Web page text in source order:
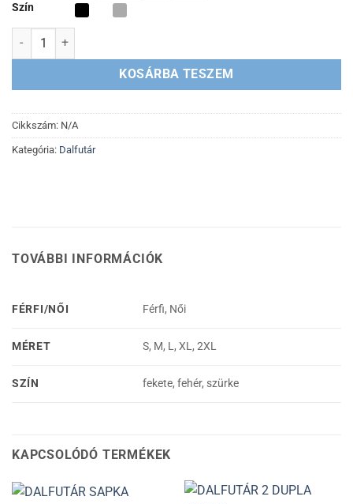
Szín
DALFUTÁR 2024 NŐI - FÉRFI PÓLÓ mennyiség
KOSÁRBA TESZEM
Cikkszám: N/A
Kategória: Dalfutár
TOVÁBBI INFORMÁCIÓK
FÉRFI/NŐI Férfi, Női
MÉRET S, M, L, XL, 2XL
SZÍN fekete, fehér, szürke
KAPCSOLÓDÓ TERMÉKEK